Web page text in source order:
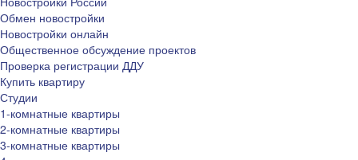
Обмен новостройки
Новостройки онлайн
Общественное обсуждение проектов
Проверка регистрации ДДУ
Купить квартиру
Студии
1-комнатные квартиры
2-комнатные квартиры
3-комнатные квартиры